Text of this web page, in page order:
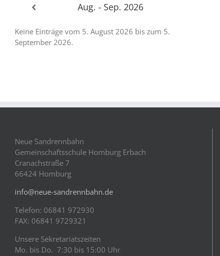
Aug. - Sep. 2026
Keine Einträge vom 5. August 2026 bis zum 5.
September 2026.
Neue Sandrennbahn
Gemeinschaftsschule Homburg Erbach
Cranachstraße 7
66424 Homburg
info@neue-sandrennbahn.de
Telefon: 06841 972930
FAX: 06841 9729321
Unsere Sekretariatszeiten
Mo. bis Do. 7:30 bis 15:00 Uhr